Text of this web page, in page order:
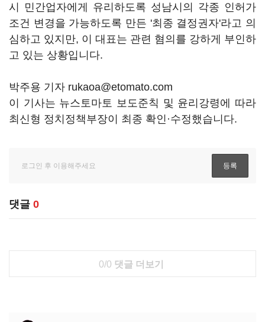
시 민간업자에게 유리하도록 성남시의 각종 인허가
조건 변경을 가능하도록 만든 '최종 결정권자'라고 의
심하고 있지만, 이 대표는 관련 혐의를 강하게 부인하
고 있는 상황입니다.
박주용 기자 rukaoa@etomato.com
이 기사는 뉴스토마토 보도준칙 및 윤리강령에 따라
최신형 정치정책부장이 최종 확인·수정했습니다.
댓글 0
0/0 댓글 더보기